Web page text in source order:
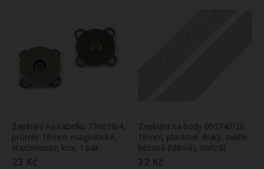
Zapínání na kabelku 730018/4,
průměr 18mm, magnetické,
staromosaz, kov, 1 pár
23 Kč
Zapínání na body 090740/20
18mm, plastové druky, světle
béžová (tělová), metráž
32 Kč